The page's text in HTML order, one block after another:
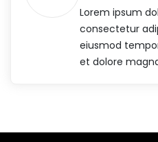
Lorem ipsum
consectetur
eiusmod
et dolore